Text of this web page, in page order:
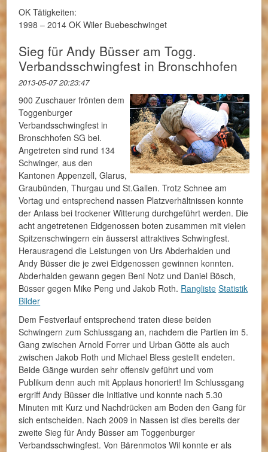
OK Tätigkeiten:
1998 – 2014 OK Wiler Buebeschwinget
Sieg für Andy Büsser am Togg.
Verbandsschwingfest in Bronschhofen
2013-05-07 20:23:47
900 Zuschauer frönten dem
Toggenburger
Verbandsschwingfest in
Bronschhofen SG bei.
Angetreten sind rund 134
Schwinger, aus den
Kantonen Appenzell, Glarus,
Graubünden, Thurgau und St.Gallen. Trotz Schnee am
Vortag und entsprechend nassen Platzverhältnissen konnte
der Anlass bei trockener Witterung durchgeführt werden. Die
acht angetretenen Eidgenossen boten zusammen mit vielen
Spitzenschwingern ein äusserst attraktives Schwingfest.
Herausragend die Leistungen von Urs Abderhalden und
Andy Büsser die je zwei Eidgenossen gewinnen konnten.
Abderhalden gewann gegen Beni Notz und Daniel Bösch,
Büsser gegen Mike Peng und Jakob Roth. Rangliste Statistik
Bilder
Dem Festverlauf entsprechend traten diese beiden
Schwingern zum Schlussgang an, nachdem die Partien im 5.
Gang zwischen Arnold Forrer und Urban Götte als auch
zwischen Jakob Roth und Michael Bless gestellt endeten.
Beide Gänge wurden sehr offensiv geführt und vom
Publikum denn auch mit Applaus honoriert! Im Schlussgang
ergriff Andy Büsser die Initiative und konnte nach 5.30
Minuten mit Kurz und Nachdrücken am Boden den Gang für
sich entscheiden. Nach 2009 in Nassen ist dies bereits der
zweite Sieg für Andy Büsser am Toggenburger
Verbandsschwingfest. Von Bärenmotos Wil konnte er als